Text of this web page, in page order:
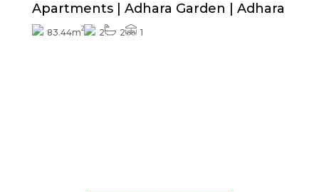
Apartments | Adhara Garden | Adhara
83.44m2 2 2 1